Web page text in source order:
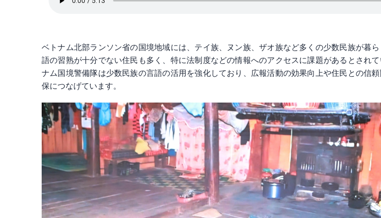
ベトナム北部ランソン省の国境地域には、テイ族、ヌン族、ザオ族など多くの少数民族が暮
語の習熟が十分でない住民も多く、特に法制度などの情報へのアクセスに課題があるとされ
ナム国境警備隊は少数民族の言語の活用を強化しており、広報活動の効果向上や住民との信
保につなげています。